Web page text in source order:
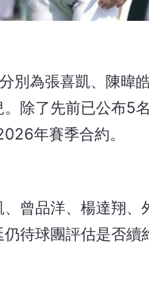
別為張喜凱、陳暐
除了先前已公布5
年賽季合約。
曾品洋、楊達翔、
待球團評估是否續